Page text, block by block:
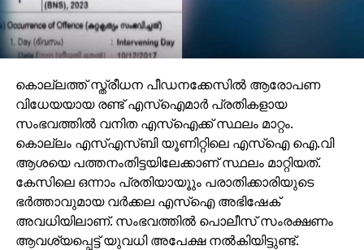
കൊല്ലത്ത് സ്ത്രീധന പീഡനക്കേസില്‍ ആരോപണ
വിധേയയായ രണ്ട് എസ്‌ഐമാര്‍ പ്രതികളായ
സംഭവത്തില്‍ വനിത എസ്ഐക്ക് സ്ഥലം മാറ്റം.
കൊല്ലം എസ്എസ്ബി യൂണിറ്റിലെ എസ്‌ഐ ഐ.വി
ആശയെ പത്തനംതിട്ടയിലേക്കാണ് സ്ഥലം മാറ്റിയത്.
കേസിലെ ഒന്നാം പ്രതിയായൂും പരാതിക്കാരിയുടെ
ഭര്‍ത്താവുമായ വര്‍ക്കല എസ്‌ഐ അഭിഷേക്
അവധിയിലാണ്. സംഭവത്തില്‍ പൊലീസ് സംരക്ഷണം
ആവശ്യപ്പെട്ട് യുവധി അപേക്ഷ നല്‍കിയിട്ടുണ്ട്.